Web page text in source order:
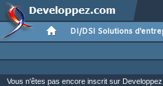
DI/DSI Solutions
Vous n'êtes pas encore inscrit sur